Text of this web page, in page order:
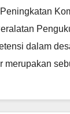
dalam
merupakan